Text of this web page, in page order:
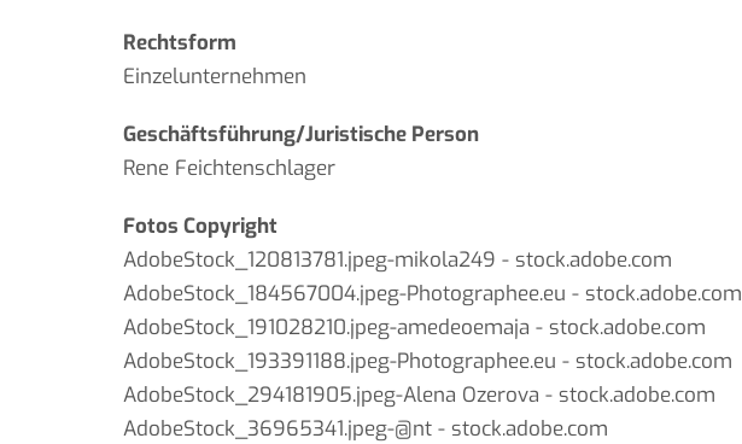
Rechtsform
Einzelunternehmen
Geschäftsführung/Juristische Person
Rene Feichtenschlager
Fotos Copyright
AdobeStock_120813781.jpeg-mikola249 - stock.adobe.com
AdobeStock_184567004.jpeg-Photographee.eu - stock.adobe.com
AdobeStock_191028210.jpeg-amedeoemaja - stock.adobe.com
AdobeStock_193391188.jpeg-Photographee.eu - stock.adobe.com
AdobeStock_294181905.jpeg-Alena Ozerova - stock.adobe.com
AdobeStock_36965341.jpeg-@nt - stock.adobe.com